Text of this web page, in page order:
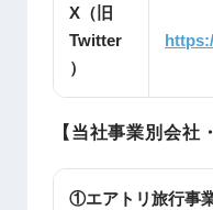
X（旧
Twitter
）
【当社事業別会社
①エアトリ旅行事